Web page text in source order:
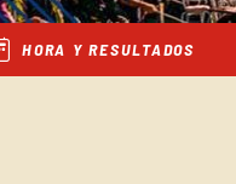
HORA Y RESULTADOS